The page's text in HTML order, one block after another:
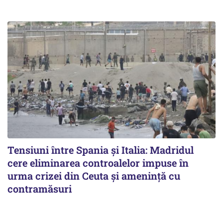
Tensiuni între Spania și Italia: Madridul
cere eliminarea controalelor impuse în
urma crizei din Ceuta și amenință cu
contramăsuri